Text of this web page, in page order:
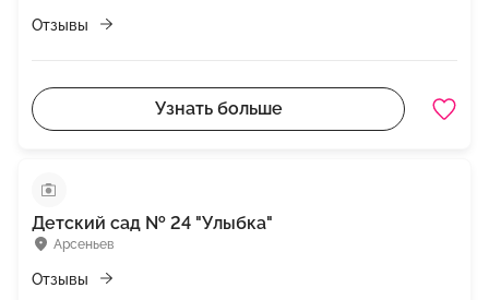
Отзывы
Узнать больше
Арсеньев
Детский сад № 24 "Улыбка"
Отзывы